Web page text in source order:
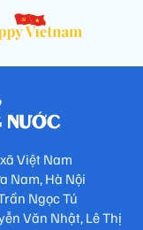
Việt Nam
Nam, Hà Nội
Ngọc Tú
Văn Nhật, Lê Thị